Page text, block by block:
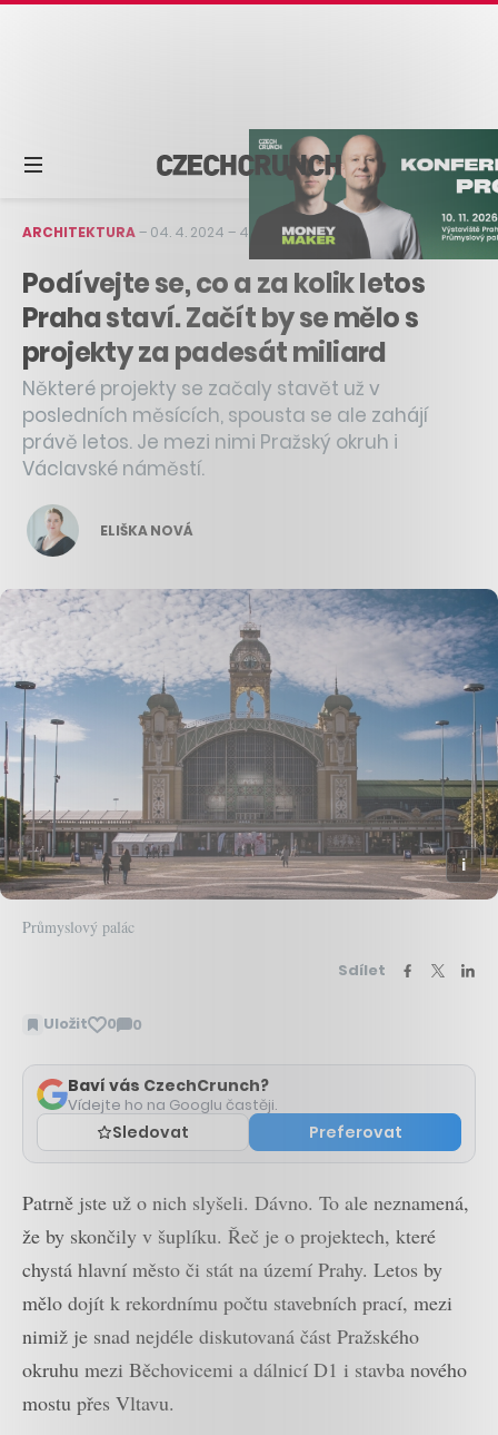
ARCHITEKTURA– 04. 4. 2024 – 4 min čtení
Podívejte se, co a za kolik letos
Praha staví. Začít by se mělo s
projekty za padesát miliard
Některé projekty se začaly stavět už v
posledních měsících, spousta se ale zahájí
právě letos. Je mezi nimi Pražský okruh i
Václavské náměstí.
ELIŠKA NOVÁ
Průmyslový palác
Sdílet
Uložit 0 0
Zobrazit
Baví vás CzechCrunch?
Vídejte ho na Googlu častěji.
Sledovat Preferovat
Patrně jste už o nich slyšeli. Dávno. To ale neznamená,
že by skončily v šuplíku. Řeč je o projektech, které
chystá hlavní město či stát na území Prahy. Letos by
mělo dojít k rekordnímu počtu stavebních prací, mezi
nimiž je snad nejdéle diskutovaná část Pražského
okruhu mezi Běchovicemi a dálnicí D1 i stavba nového
mostu přes Vltavu.